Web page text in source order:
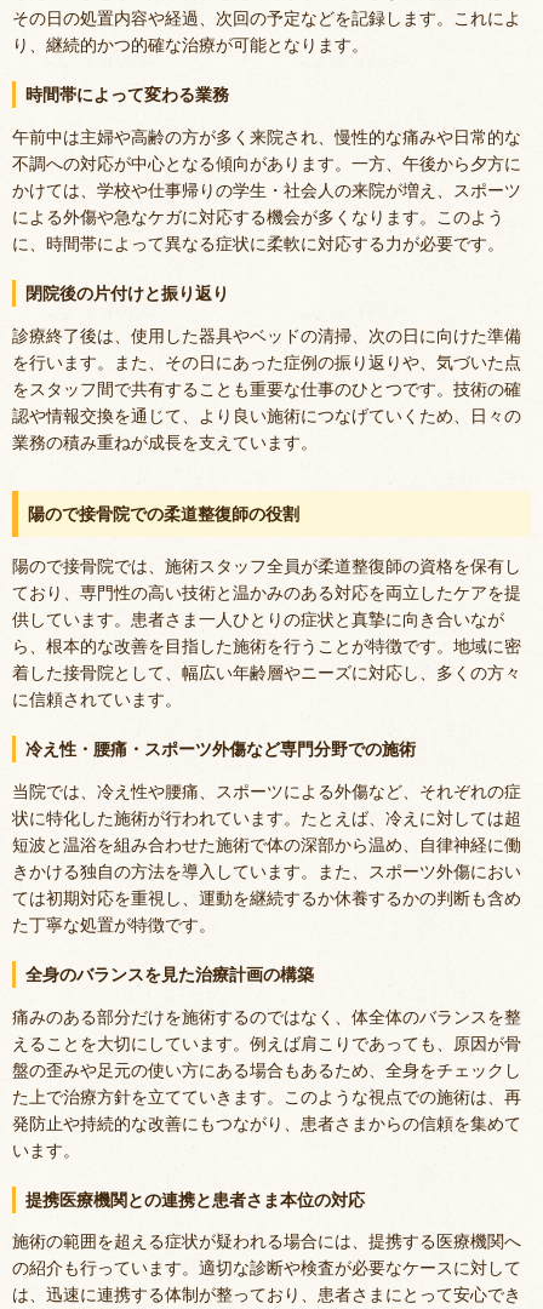
その日の処置内容や経過、次回の予定などを記録します。これによ
り、継続的かつ的確な治療が可能となります。
時間帯によって変わる業務
午前中は主婦や高齢の方が多く来院され、慢性的な痛みや日常的な
不調への対応が中心となる傾向があります。一方、午後から夕方に
かけては、学校や仕事帰りの学生・社会人の来院が増え、スポーツ
による外傷や急なケガに対応する機会が多くなります。このよう
に、時間帯によって異なる症状に柔軟に対応する力が必要です。
閉院後の片付けと振り返り
診療終了後は、使用した器具やベッドの清掃、次の日に向けた準備
を行います。また、その日にあった症例の振り返りや、気づいた点
をスタッフ間で共有することも重要な仕事のひとつです。技術の確
認や情報交換を通じて、より良い施術につなげていくため、日々の
業務の積み重ねが成長を支えています。
陽ので接骨院での柔道整復師の役割
陽ので接骨院では、施術スタッフ全員が柔道整復師の資格を保有し
ており、専門性の高い技術と温かみのある対応を両立したケアを提
供しています。患者さま一人ひとりの症状と真摯に向き合いなが
ら、根本的な改善を目指した施術を行うことが特徴です。地域に密
着した接骨院として、幅広い年齢層やニーズに対応し、多くの方々
に信頼されています。
冷え性・腰痛・スポーツ外傷など専門分野での施術
当院では、冷え性や腰痛、スポーツによる外傷など、それぞれの症
状に特化した施術が行われています。たとえば、冷えに対しては超
短波と温浴を組み合わせた施術で体の深部から温め、自律神経に働
きかける独自の方法を導入しています。また、スポーツ外傷におい
ては初期対応を重視し、運動を継続するか休養するかの判断も含め
た丁寧な処置が特徴です。
全身のバランスを見た治療計画の構築
痛みのある部分だけを施術するのではなく、体全体のバランスを整
えることを大切にしています。例えば肩こりであっても、原因が骨
盤の歪みや足元の使い方にある場合もあるため、全身をチェックし
た上で治療方針を立てていきます。このような視点での施術は、再
発防止や持続的な改善にもつながり、患者さまからの信頼を集めて
います。
提携医療機関との連携と患者さま本位の対応
施術の範囲を超える症状が疑われる場合には、提携する医療機関へ
の紹介も行っています。適切な診断や検査が必要なケースに対して
は、迅速に連携する体制が整っており、患者さまにとって安心でき